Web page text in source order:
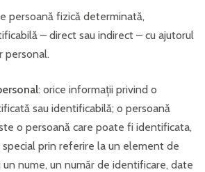
persoană fizică determinată,
– direct sau indirect – cu ajutorul
personal.
: orice informații privind o
sau identificabilă; o persoană
o persoană care poate fi identificata,
prin referire la un element de
nume, un număr de identificare, date